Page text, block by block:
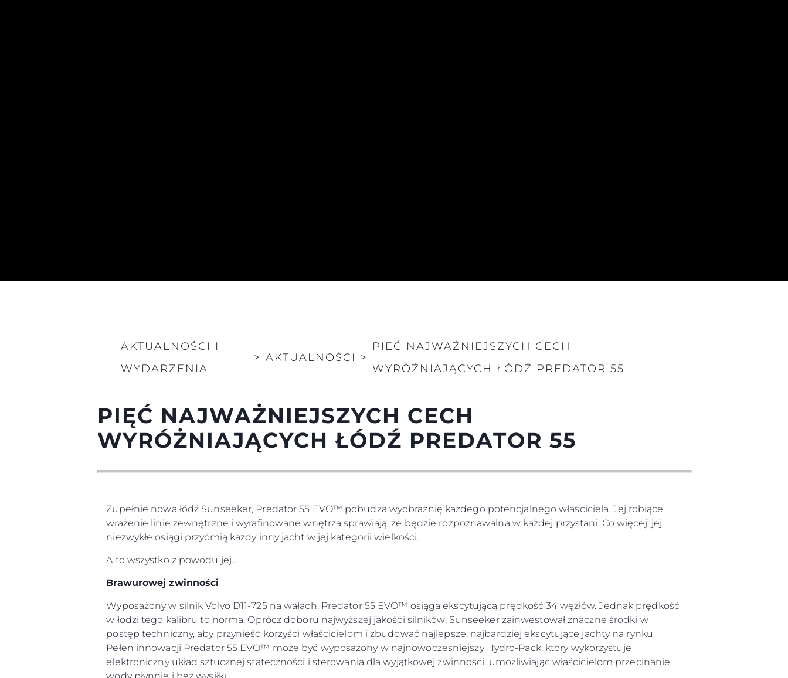
AKTUALNOŚCI I
WYDARZENIA
> AKTUALNOŚCI >
PIĘĆ NAJWAŻNIEJSZYCH CECH
WYRÓŻNIAJĄCYCH ŁÓDŹ PREDATOR 55
PIĘĆ NAJWAŻNIEJSZYCH CECH
WYRÓŻNIAJĄCYCH ŁÓDŹ PREDATOR 55
Zupełnie nowa łódź Sunseeker, Predator 55 EVO™ pobudza wyobraźnię każdego potencjalnego właściciela. Jej robiące
wrażenie linie zewnętrzne i wyrafinowane wnętrza sprawiają, że będzie rozpoznawalna w każdej przystani. Co więcej, jej
niezwykłe osiągi przyćmią każdy inny jacht w jej kategorii wielkości.
A to wszystko z powodu jej…
Brawurowej zwinności
Wyposażony w silnik Volvo D11-725 na wałach, Predator 55 EVO™ osiąga ekscytującą prędkość 34 węzłów. Jednak prędkość
w łodzi tego kalibru to norma. Oprócz doboru najwyższej jakości silników, Sunseeker zainwestował znaczne środki w
postęp techniczny, aby przynieść korzyści właścicielom i zbudować najlepsze, najbardziej ekscytujące jachty na rynku.
Pełen innowacji Predator 55 EVO™ może być wyposażony w najnowocześniejszy Hydro-Pack, który wykorzystuje
elektroniczny układ sztucznej stateczności i sterowania dla wyjątkowej zwinności, umożliwiając właścicielom przecinanie